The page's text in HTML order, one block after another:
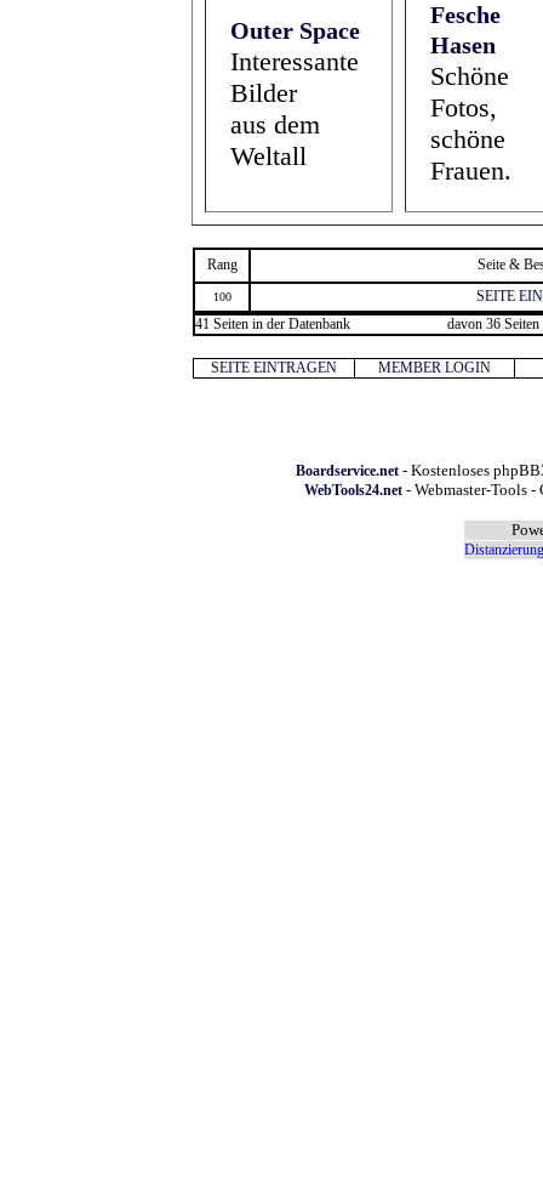
Outer Space
Interessante
Bilder
aus dem
Weltall
Fesche
Hasen
Schöne
Fotos,
schöne
Frauen.
Rang Seite &
100
SEITE
41 Seiten in der Datenbank
davon 36
SEITE EINTRAGEN MEMBER LOGIN
Boardservice.net- Kostenloses
WebTools24.net- Webmaster-Tools -